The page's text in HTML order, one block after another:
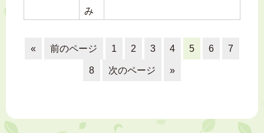
み
« 前のページ 1 2 3 4 5 6 7
8 次のページ »